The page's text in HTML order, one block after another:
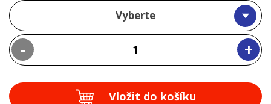
Vyberte
- +
Vložit do košíku